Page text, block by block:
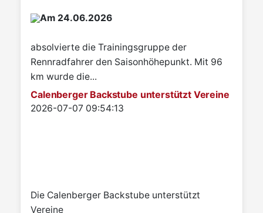
Am 24.06.2026
absolvierte die Trainingsgruppe der
Rennradfahrer den Saisonhöhepunkt. Mit 96
km wurde die...
Calenberger Backstube unterstützt Vereine
Details
2026-07-07 09:54:13
Die Calenberger Backstube unterstützt
Vereine